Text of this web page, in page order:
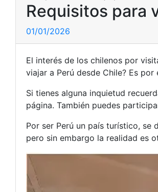
Requisitos para
01/01/2026
El interés de los chilenos por
viajar a Perú desde Chile? Es
Si tienes alguna inquietud
página. También puedes
Por ser Perú un país turístico,
pero sin embargo la realidad es